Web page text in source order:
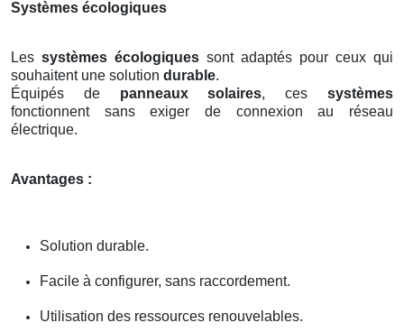
Systèmes écologiques
Les systèmes écologiques sont adaptés pour ceux qui
souhaitent une solution durable.
Équipés de panneaux solaires, cessystèmes
fonctionnent sans exiger de connexion au réseau
électrique.
Avantages :
Solution durable.
Facile à configurer, sans raccordement.
Utilisation des ressources renouvelables.